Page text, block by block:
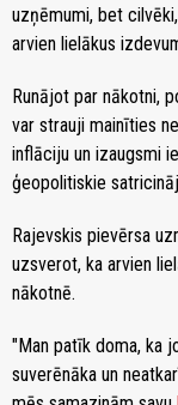
uzņēmumi, bet
arvien lielākus
Runājot par nākotni,
var strauji mainīties
inflāciju un izaugsmi
ģeopolitiskie
Rajevskis pievērsa
uzsverot, ka arvien
nākotnē.
"Man patīk doma, ka
suverēnāka un